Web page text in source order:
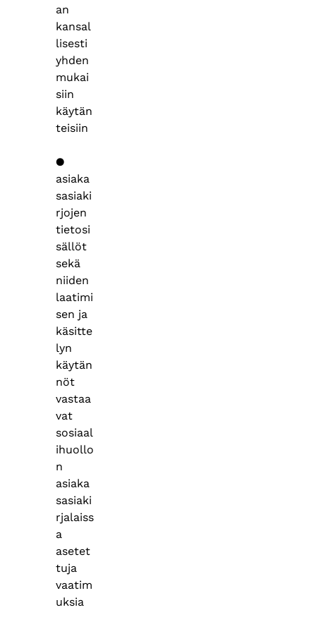
an
kansal
lisesti
yhden
mukai
siin
käytän
teisiin
●
asiaka
sasiaki
rjojen
tietosi
sällöt
sekä
niiden
laatimi
sen ja
käsitte
lyn
käytän
nöt
vastaa
vat
sosiaal
ihuollo
n
asiaka
sasiaki
rjalaiss
a
asetet
tuja
vaatim
uksia